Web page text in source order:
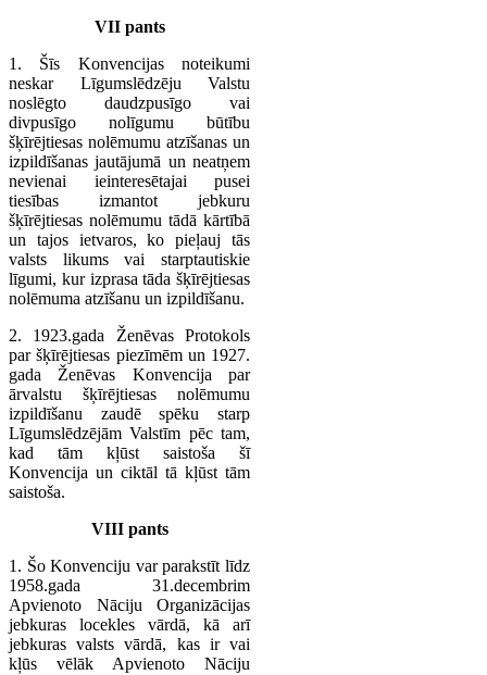
VII pants
1. Šīs Konvencijas noteikumi
neskar Līgumslēdzēju Valstu
noslēgto daudzpusīgo vai
divpusīgo nolīgumu būtību
šķīrējtiesas nolēmumu atzīšanas un
izpildīšanas jautājumā un neatņem
nevienai ieinteresētajai pusei
tiesības izmantot jebkuru
šķīrējtiesas nolēmumu tādā kārtībā
un tajos ietvaros, ko pieļauj tās
valsts likums vai starptautiskie
līgumi, kur izprasa tāda šķīrējtiesas
nolēmuma atzīšanu un izpildīšanu.
2. 1923.gada Ženēvas Protokols
par šķīrējtiesas piezīmēm un 1927.
gada Ženēvas Konvencija par
ārvalstu šķīrējtiesas nolēmumu
izpildīšanu zaudē spēku starp
Līgumslēdzējām Valstīm pēc tam,
kad tām kļūst saistoša šī
Konvencija un ciktāl tā kļūst tām
saistoša.
VIII pants
1. Šo Konvenciju var parakstīt līdz
1958.gada 31.decembrim
Apvienoto Nāciju Organizācijas
jebkuras locekles vārdā, kā arī
jebkuras valsts vārdā, kas ir vai
kļūs vēlāk Apvienoto Nāciju